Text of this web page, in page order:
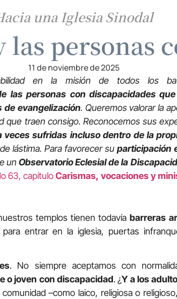
una Iglesia Sinodal
personas
11 de noviembre de 2025
en la misión de todos los
las personas con discapacidades
de evangelización. Queremos valorar la
que traen consigo. Reconocemos sus
veces sufridas incluso dentro de la
lástima. Para favorecer su participación
un Observatorio Eclesial de la
63, capítuloCarismas, vocaciones y
templos tienen todavía barreras
entrar en la iglesia, puertas
. No siempre aceptamos con
o joven con discapacidad. ¿Y a los
–como laico, religiosa o